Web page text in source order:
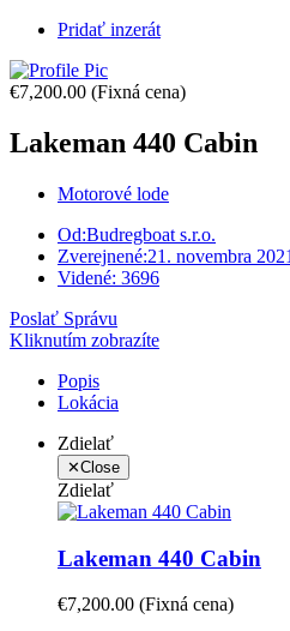
Pridať inzerát
€7,200.00 (Fixná cena)
Lakeman 440 Cabin
Motorové lode
Od:Budregboat s.r.o.
Zverejnené:21. novembra 2021
Videné: 3696
Poslať Správu
Kliknutím zobrazíte
Popis
Lokácia
Zdielať
✕Close
Zdielať
Lakeman 440 Cabin
€7,200.00 (Fixná cena)